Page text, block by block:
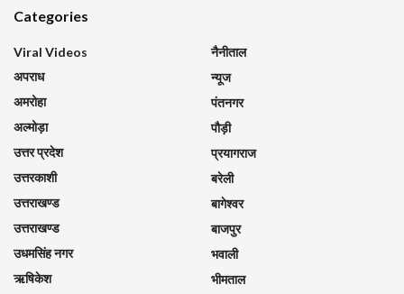
Categories
Viral Videos
अपराध
अमरोहा
अल्मोड़ा
उत्तर प्रदेश
उत्तरकाशी
उत्तराखण्ड
उत्तराखण्ड
उधमसिंह नगर
ऋषिकेश
नैनीताल
न्यूज
पंतनगर
पौड़ी
प्रयागराज
बरेली
बागेश्वर
बाजपुर
भवाली
भीमताल